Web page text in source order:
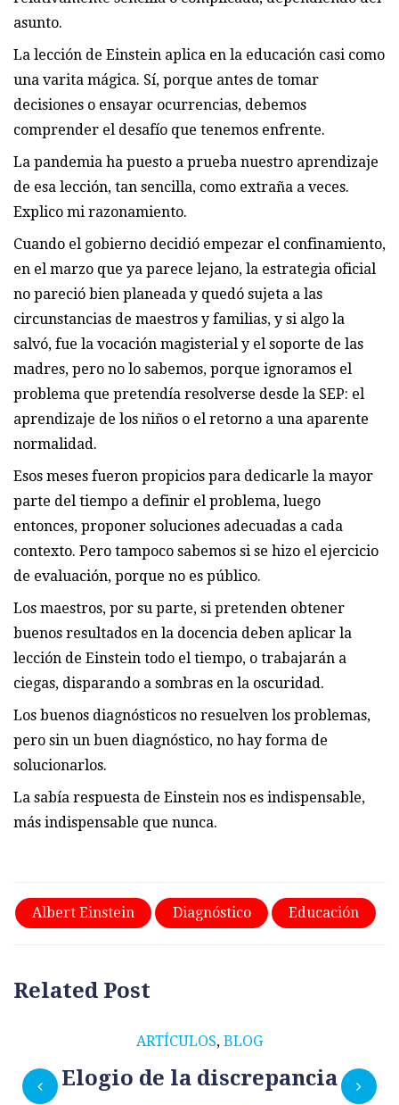
asunto.
La lección de Einstein aplica en la educación casi como
una varita mágica. Sí, porque antes de tomar
decisiones o ensayar ocurrencias, debemos
comprender el desafío que tenemos enfrente.
La pandemia ha puesto a prueba nuestro aprendizaje
de esa lección, tan sencilla, como extraña a veces.
Explico mi razonamiento.
Cuando el gobierno decidió empezar el confinamiento,
en el marzo que ya parece lejano, la estrategia oficial
no pareció bien planeada y quedó sujeta a las
circunstancias de maestros y familias, y si algo la
salvó, fue la vocación magisterial y el soporte de las
madres, pero no lo sabemos, porque ignoramos el
problema que pretendía resolverse desde la SEP: el
aprendizaje de los niños o el retorno a una aparente
normalidad.
Esos meses fueron propicios para dedicarle la mayor
parte del tiempo a definir el problema, luego
entonces, proponer soluciones adecuadas a cada
contexto. Pero tampoco sabemos si se hizo el ejercicio
de evaluación, porque no es público.
Los maestros, por su parte, si pretenden obtener
buenos resultados en la docencia deben aplicar la
lección de Einstein todo el tiempo, o trabajarán a
ciegas, disparando a sombras en la oscuridad.
Los buenos diagnósticos no resuelven los problemas,
pero sin un buen diagnóstico, no hay forma de
solucionarlos.
La sabía respuesta de Einstein nos es indispensable,
más indispensable que nunca.
Albert Einstein Diagnóstico Educación
Related Post
ARTÍCULOS, BLOG
Elogio de la discrepancia